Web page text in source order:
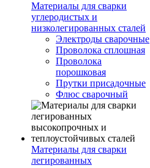
Материалы для сварки
углеродистых и
низколегированных сталей
Электроды сварочные
Проволока сплошная
Проволока
порошковая
Прутки присадочные
Флюс сварочный
Материалы для сварки
легированных